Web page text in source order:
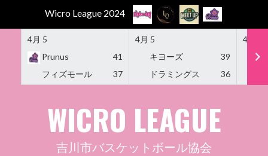
Wicro League 2024
4月 5
Prunus
41
フィズモール
37
4月 5
キヨーズ
39
ドラミングス
36
4月 5
WICRO LEAGUE
吉川市バスケットボール協会